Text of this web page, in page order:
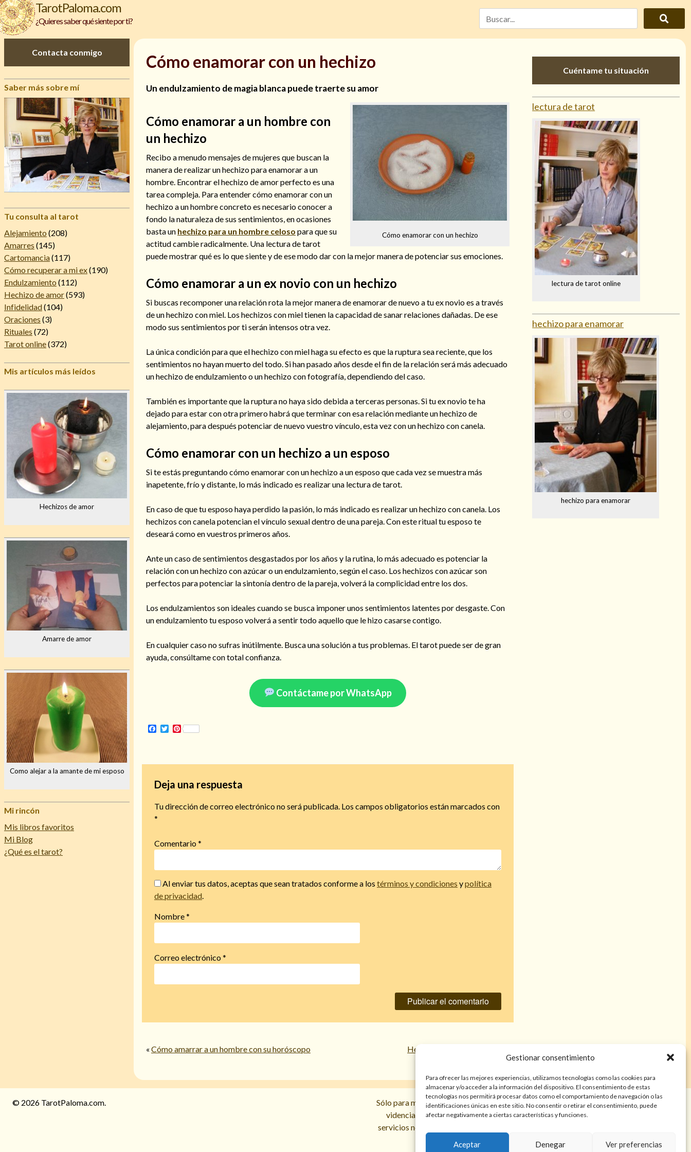
Gestionar consentimiento
Para ofrecer las mejores experiencias, utilizamos tecnologías como las cookies para
almacenar y/o acceder a la información del dispositivo. El consentimiento de estas
tecnologías nos permitirá procesar datos como el comportamiento de navegación o las
identificaciones únicas en este sitio. No consentir o retirar el consentimiento, puede
afectar negativamente a ciertas características y funciones.
Aceptar Denegar Ver preferencias
TarotPaloma.com
¿Quieres saber qué siente por ti?
Contacta conmigo
Saber más sobre mí
Tu consulta al tarot
Alejamiento (208)
Amarres (145)
Cartomancia(117)
Cómo recuperar a mi ex(190)
Endulzamiento (112)
Hechizo de amor(593)
Infidelidad(104)
Oraciones (3)
Rituales (72)
Tarot online(372)
Mis artículos más leídos
Hechizos de amor
Amarre de amor
Como alejar a la amante de mi esposo
Mi rincón
Mis libros favoritos
Mi Blog
¿Qué es el tarot?
Cómo enamorar con un hechizo
Un endulzamiento de magia blanca puede traerte su amor
Cómo enamorar con un hechizo
Cómo enamorar a un hombre con
un hechizo
Recibo a menudo mensajes de mujeres que buscan la
manera de realizar un hechizo para enamorar a un
hombre. Encontrar el hechizo de amor perfecto es una
tarea compleja. Para entender cómo enamorar con un
hechizo a un hombre concreto es necesario conocer a
fondo la naturaleza de sus sentimientos, en ocasiones
basta un hechizo para un hombre celoso para que su
actitud cambie radicalmente. Una lectura de tarot
puede mostrar qué es lo que siente y de ese modo dar con la mejor manera de potenciar sus emociones.
Cómo enamorar a un ex novio con un hechizo
Si buscas recomponer una relación rota la mejor manera de enamorar de nuevo a tu ex novio es a través
de un hechizo con miel. Los hechizos con miel tienen la capacidad de sanar relaciones dañadas. De ese
modo sus sentimientos por ti serán intensos otra vez.
La única condición para que el hechizo con miel haga su efecto es que la ruptura sea reciente, que los
sentimientos no hayan muerto del todo. Si han pasado años desde el fin de la relación será más adecuado
un hechizo de endulzamiento o un hechizo con fotografía, dependiendo del caso.
También es importante que la ruptura no haya sido debida a terceras personas. Si tu ex novio te ha
dejado para estar con otra primero habrá que terminar con esa relación mediante un hechizo de
alejamiento, para después potenciar de nuevo vuestro vínculo, esta vez con un hechizo con canela.
Cómo enamorar con un hechizo a un esposo
Si te estás preguntando cómo enamorar con un hechizo a un esposo que cada vez se muestra más
inapetente, frío y distante, lo más indicado es realizar una lectura de tarot.
En caso de que tu esposo haya perdido la pasión, lo más indicado es realizar un hechizo con canela. Los
hechizos con canela potencian el vínculo sexual dentro de una pareja. Con este ritual tu esposo te
deseará como en vuestros primeros años.
Ante un caso de sentimientos desgastados por los años y la rutina, lo más adecuado es potenciar la
relación con un hechizo con azúcar o un endulzamiento, según el caso. Los hechizos con azúcar son
perfectos para potenciar la sintonía dentro de la pareja, volverá la complicidad entre los dos.
Los endulzamientos son ideales cuando se busca imponer unos sentimientos latentes por desgaste. Con
un endulzamiento tu esposo volverá a sentir todo aquello que le hizo casarse contigo.
En cualquier caso no sufras inútilmente. Busca una solución a tus problemas. El tarot puede ser de gran
ayuda, consúltame con total confianza.
Contáctame por WhatsApp
Facebook
TwitterPinterest
Deja una respuesta
Tu dirección de correo electrónico no será publicada. Los campos obligatorios están marcados con
*
Comentario*
Al enviar tus datos, aceptas que sean tratados conforme a los términos y condiciones ypolítica
de privacidad
Nombre*
Correo electrónico*
« Cómo amarrar a un hombre con su horóscopo Hechizo con miel y canela
Cuéntame tu situación
lectura de tarot
lectura de tarot online
hechizo para enamorar
hechizo para enamorar
© 2026 TarotPaloma.com.
Sólo para mayores de 18 años. Las lecturas de cartas, hechizos, amarres, endulzamientos,
videncias y predicciones tienen finalidad de entretenimiento y/o ayuda personal. Estos
servicios no sustituyen la atención psicológica, médica, psiquiátrica, financiera o legal. El